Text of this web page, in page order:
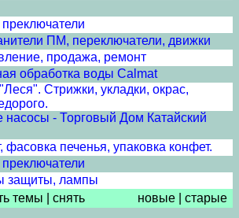
ПМ, переключатели, движки
продажа, ремонт
обработка воды Calmat
Стрижки, укладки, окрас,
насосы - Торговый Дом Катайский
фасовка печенья, упаковка конфет.
защиты, лампы
темы снять новые старые